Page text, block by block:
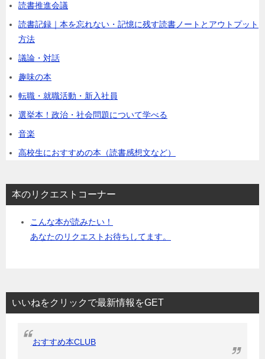
読書推進会議
読書記録｜本を忘れない・記憶に残す読書ノートとアウトプット
方法
議論・対話
趣味の本
転職・就職活動・新入社員
選挙本！政治・社会問題について学べる
音楽
高校生におすすめの本（読書感想文など）
本のリクエストコーナー
こんな本が読みたい！
あなたのリクエストお待ちしてます。
いいねをクリックで最新情報をGET
おすすめ本CLUB